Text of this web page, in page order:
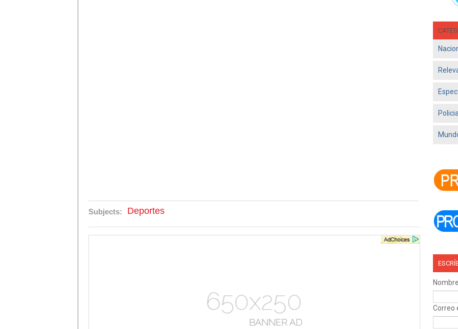
Subjects: Deportes
Nombre
Correo